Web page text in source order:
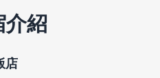
介紹
店